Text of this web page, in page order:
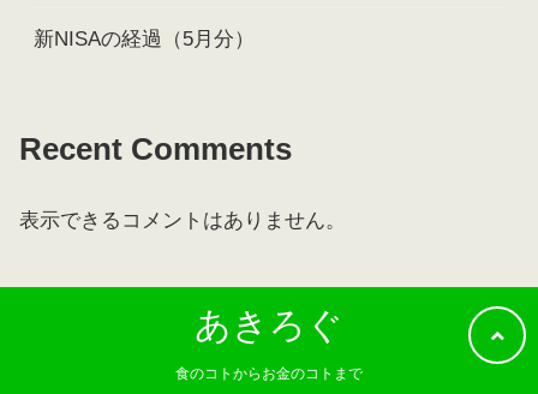
新NISAの経過（5月分）
Recent Comments
表示できるコメントはありません。
あきろぐ
食のコトからお金のコトまで